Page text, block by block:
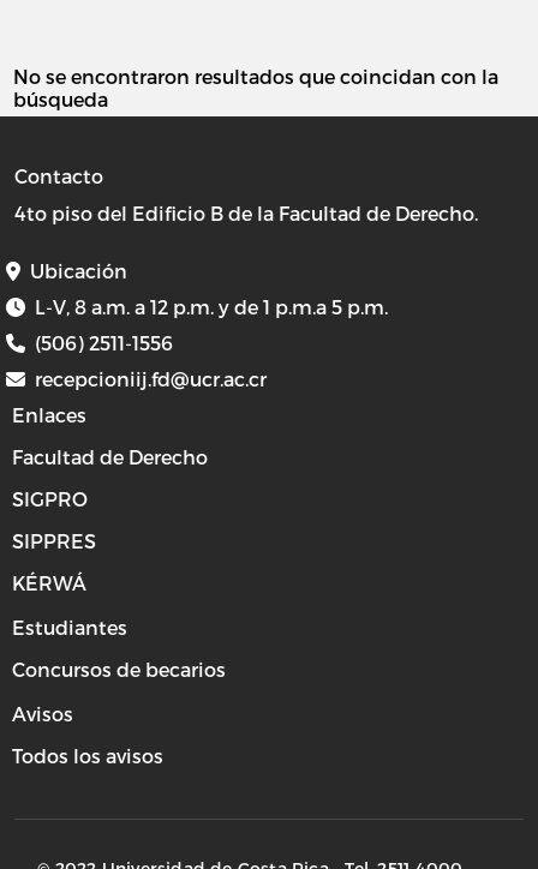
No se encontraron resultados que coincidan con la
búsqueda
Contacto
4to piso del Edificio B de la Facultad de Derecho.
Ubicación
L-V, 8 a.m. a 12 p.m. y de 1 p.m.a 5 p.m.
(506) 2511-1556
recepcioniij.fd@ucr.ac.cr
Enlaces
Facultad de Derecho
SIGPRO
SIPPRES
KÉRWÁ
Estudiantes
Concursos de becarios
Avisos
Todos los avisos